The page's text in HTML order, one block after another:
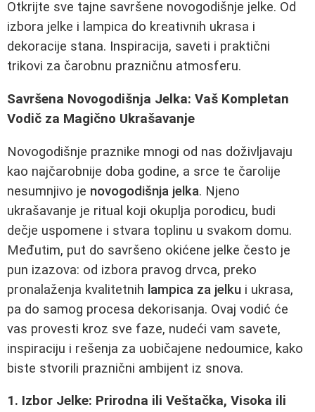
Otkrijte sve tajne savršene novogodišnje jelke. Od
izbora jelke i lampica do kreativnih ukrasa i
dekoracije stana. Inspiracija, saveti i praktični
trikovi za čarobnu prazničnu atmosferu.
Savršena Novogodišnja Jelka: Vaš Kompletan
Vodič za Magično Ukrašavanje
Novogodišnje praznike mnogi od nas doživljavaju
kao najčarobnije doba godine, a srce te čarolije
nesumnjivo je novogodišnja jelka. Njeno
ukrašavanje je ritual koji okuplja porodicu, budi
dečje uspomene i stvara toplinu u svakom domu.
Međutim, put do savršeno okićene jelke često je
pun izazova: od izbora pravog drvca, preko
pronalaženja kvalitetnih lampica za jelku i ukrasa,
pa do samog procesa dekorisanja. Ovaj vodić će
vas provesti kroz sve faze, nudeći vam savete,
inspiraciju i rešenja za uobičajene nedoumice, kako
biste stvorili praznični ambijent iz snova.
1. Izbor Jelke: Prirodna ili Veštačka, Visoka ili